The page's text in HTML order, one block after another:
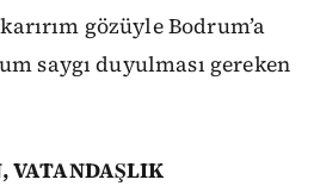
gözüyle Bodrum’a
saygı duyulması gereken
VATANDAŞLIK